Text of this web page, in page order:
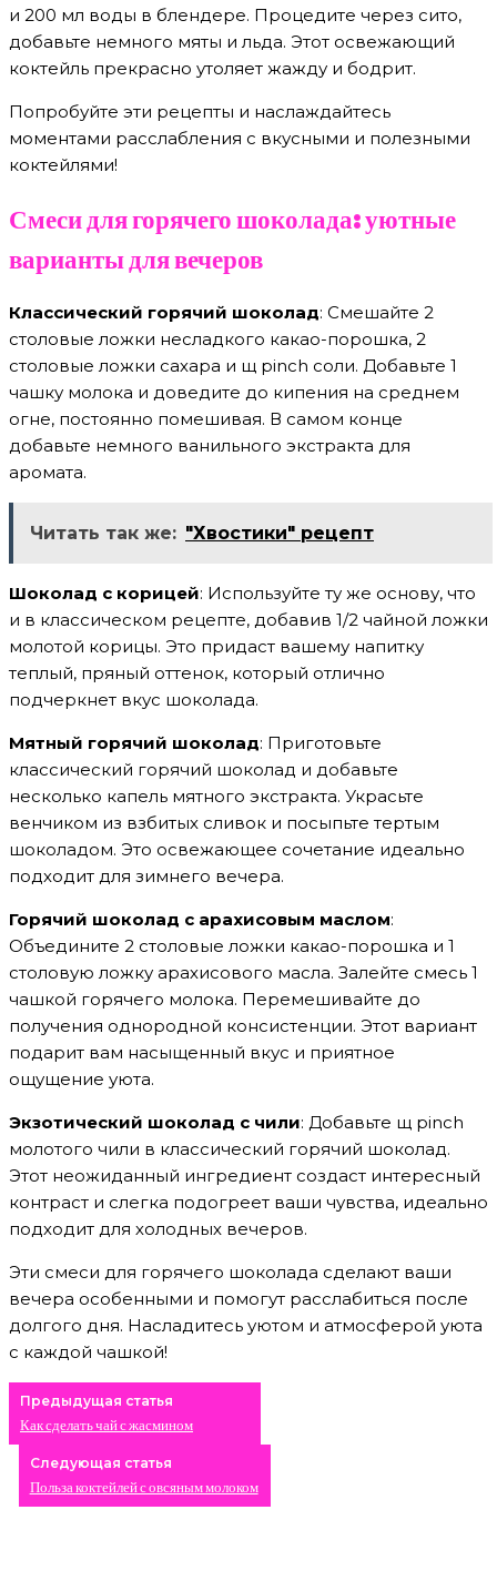
и 200 мл воды в блендере. Процедите через сито,
добавьте немного мяты и льда. Этот освежающий
коктейль прекрасно утоляет жажду и бодрит.
Попробуйте эти рецепты и наслаждайтесь
моментами расслабления с вкусными и полезными
коктейлями!
Смеси для горячего шоколада: уютные
варианты для вечеров
Классический горячий шоколад: Смешайте 2
столовые ложки несладкого какао-порошка, 2
столовые ложки сахара и щ pinch соли. Добавьте 1
чашку молока и доведите до кипения на среднем
огне, постоянно помешивая. В самом конце
добавьте немного ванильного экстракта для
аромата.
Читать так же: "Хвостики" рецепт
Шоколад с корицей: Используйте ту же основу, что
и в классическом рецепте, добавив 1/2 чайной ложки
молотой корицы. Это придаст вашему напитку
теплый, пряный оттенок, который отлично
подчеркнет вкус шоколада.
Мятный горячий шоколад: Приготовьте
классический горячий шоколад и добавьте
несколько капель мятного экстракта. Украсьте
венчиком из взбитых сливок и посыпьте тертым
шоколадом. Это освежающее сочетание идеально
подходит для зимнего вечера.
Горячий шоколад с арахисовым маслом:
Объедините 2 столовые ложки какао-порошка и 1
столовую ложку арахисового масла. Залейте смесь 1
чашкой горячего молока. Перемешивайте до
получения однородной консистенции. Этот вариант
подарит вам насыщенный вкус и приятное
ощущение уюта.
Экзотический шоколад с чили: Добавьте щ pinch
молотого чили в классический горячий шоколад.
Этот неожиданный ингредиент создаст интересный
контраст и слегка подогреет ваши чувства, идеально
подходит для холодных вечеров.
Эти смеси для горячего шоколада сделают ваши
вечера особенными и помогут расслабиться после
долгого дня. Насладитесь уютом и атмосферой уюта
с каждой чашкой!
Предыдущая статья
Как сделать чай с жасмином
Следующая статья
Польза коктейлей с овсяным молоком